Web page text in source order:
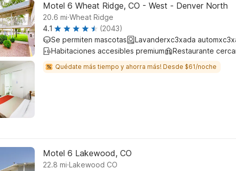
Motel 6 Wheat Ridge, CO - West - Denver North
20.6 mi.Wheat Ridge
4.1
(2043)
Se permiten mascotas
Lavanderxc3xada
Habitaciones accesibles premium
Restaurante
Quédate más tiempo y ahorra más! Desde $61/noche
Motel 6 Lakewood, CO
22.8 mi.Lakewood CO